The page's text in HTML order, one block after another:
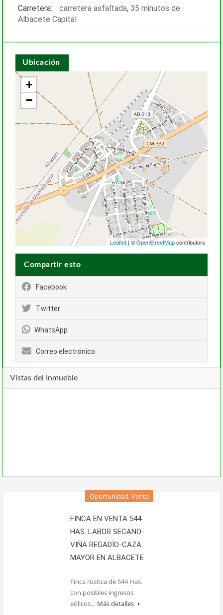
Carretera:
carretera asfaltada, 35 minutos de
Albacete Capital
Ubicación
+
−
Leaflet| ©OpenStreetMapcontributors
Compartir esto
Facebook
Twitter
WhatsApp
Correo electrónico
Vistas del Inmueble
Oportunidad, Venta
FINCA EN VENTA 544
HAS. LABOR SECANO-
VIÑA REGADÍO-CAZA
MAYOR EN ALBACETE
Finca rústica de 544 Has.
con posibles ingresos
eólicos… Más detalles